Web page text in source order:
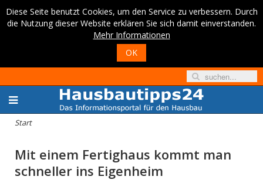
Diese Seite benutzt Cookies, um den Service zu verbessern. Durch
die Nutzung dieser Website erklären Sie sich damit einverstanden.
Mehr Informationen
OK
Start
Mit einem Fertighaus kommt man
schneller ins Eigenheim